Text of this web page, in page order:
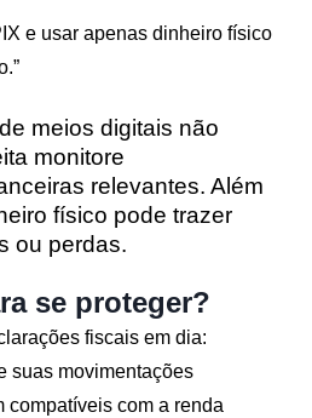
e usar apenas dinheiro físico
meios digitais não
monitore
relevantes. Além
físico pode trazer
ou perdas.
se proteger?
fiscais em dia:
suas movimentações
compatíveis com a renda